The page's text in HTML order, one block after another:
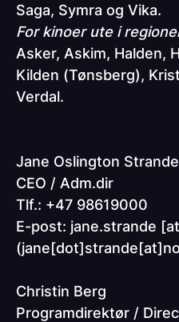
Saga, Symra og Vika.
For kinoer ute i
Asker, Askim, Halden,
Kilden (Tønsberg),
Verdal.
Jane Oslington Strande
CEO / Adm.dir
Tlf.: +47 98619000
E-post: jane.strande
Christin Berg
Programdirektør /